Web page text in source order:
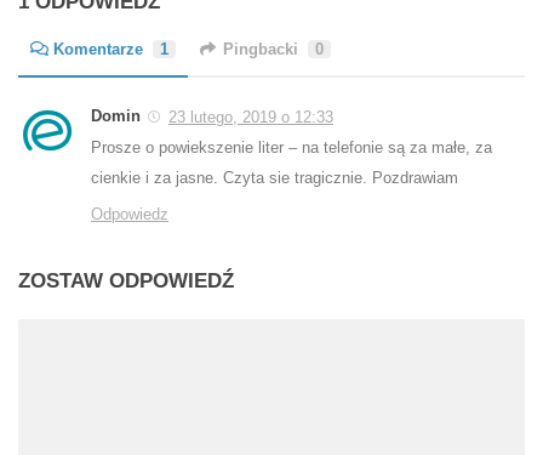
Komentarze 1 Pingbacki 0
Domin
23 lutego, 2019 o 12:33
Prosze o powiekszenie liter – na telefonie są za małe, za
cienkie i za jasne. Czyta sie tragicznie. Pozdrawiam
Odpowiedz
ZOSTAW ODPOWIEDŹ